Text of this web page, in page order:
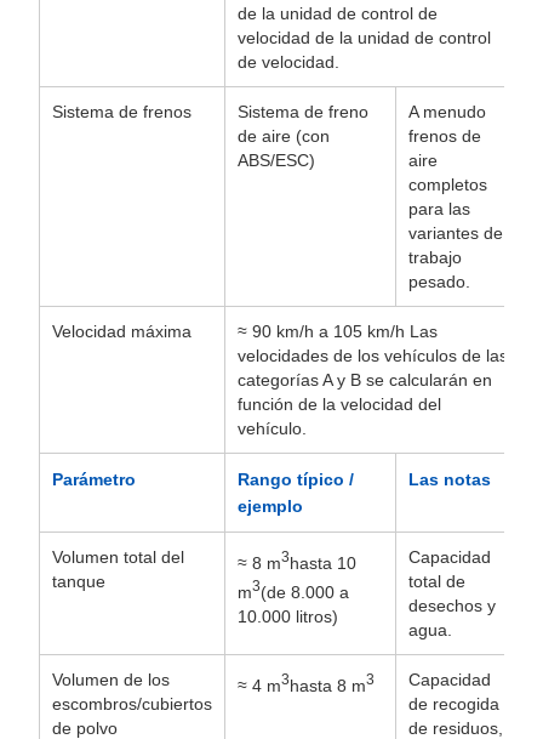
de la unidad de control de
velocidad de la unidad de control
de velocidad.
Sistema de frenos
Sistema de freno
de aire (con
ABS/ESC)
A menudo
frenos de
aire
completos
para las
variantes de
trabajo
pesado.
Velocidad máxima
≈ 90 km/h a 105 km/h Las
velocidades de los vehículos de las
categorías A y B se calcularán en
función de la velocidad del
vehículo.
Parámetro
Rango típico /
ejemplo
Las notas
Volumen total del
tanque
≈ 8 m3hasta 10
m3(de 8.000 a
10.000 litros)
Capacidad
total de
desechos y
agua.
Volumen de los
escombros/cubiertos
de polvo
≈ 4 m3hasta 8 m3
Capacidad
de recogida
de residuos,